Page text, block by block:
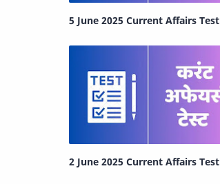
5 June 2025 Current Affairs Test
2 June 2025 Current Affairs Test